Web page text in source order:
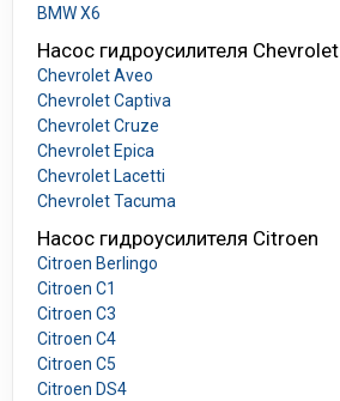
BMW X6
Насос гидроусилителя Chevrolet
Chevrolet Aveo
Chevrolet Captiva
Chevrolet Cruze
Chevrolet Epica
Chevrolet Lacetti
Chevrolet Tacuma
Насос гидроусилителя Citroen
Citroen Berlingo
Citroen C1
Citroen C3
Citroen C4
Citroen C5
Citroen DS4